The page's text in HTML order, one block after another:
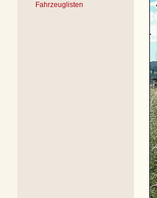
Fahrzeuglisten